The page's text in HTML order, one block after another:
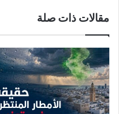
ا
س
ت
ق
ا
ل
أ
ط
ن
و
ا
ب
مقالات ذات صلة